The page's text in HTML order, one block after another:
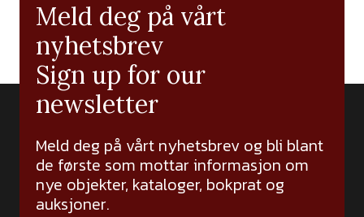
Meld deg på vårt
nyhetsbrev
Sign up for our
newsletter
Meld deg på vårt nyhetsbrev og bli blant
de første som mottar informasjon om
nye objekter, kataloger, bokprat og
auksjoner.